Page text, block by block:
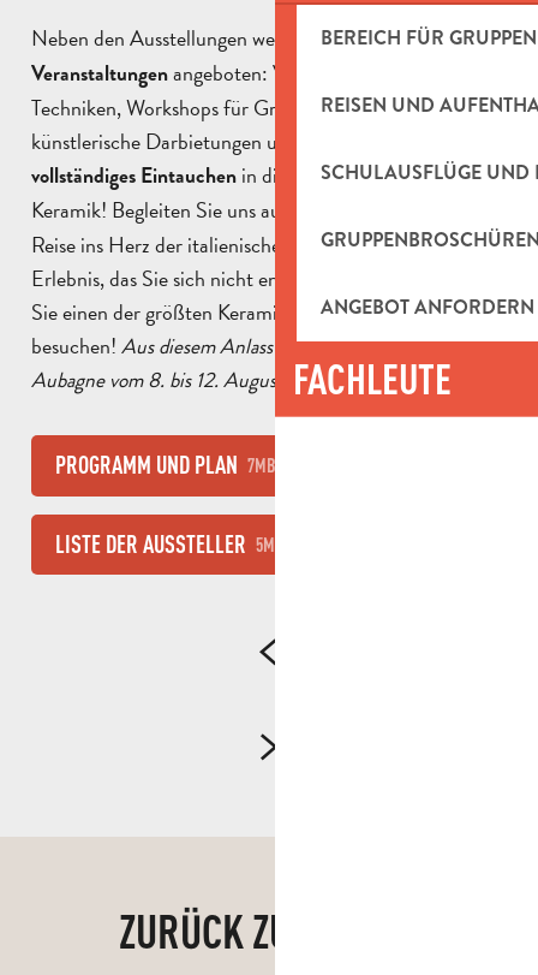
BEREICH FÜR GRUPPEN
REISEN UND
SCHULAUSFLÜGE UND
ANGEBOT ANFORDERN
FACHLEUTE
Neben den Ausstellungen werden
zahlreiche festliche
Veranstaltungenangeboten: Vorführungen von
Techniken, Workshops für Groß und Klein, Vorträge,
künstlerische Darbietungen und vieles mehr. Ein
vollständiges Eintauchen in die faszinierende Welt der
Keramik! Begleiten Sie uns auf der
Reise ins Herz der italienischen Kunst und Kultur. Ein
Erlebnis, das Sie sich nicht entgehen lassen sollten, wenn
Sie einen der größten Keramikmärkte Europas
besuchen!Aus diesem Anlass wird der kleine Zug von
Aubagne vom 8. bis 12. August nicht fahren.
PROGRAMM UND PLAN 7MB
LISTE DER AUSSTELLER 5MB
ZURÜCK ZUM VIDEO